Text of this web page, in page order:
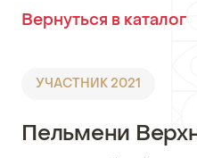
Вернуться в каталог
УЧАСТНИК 2021
Пельмени